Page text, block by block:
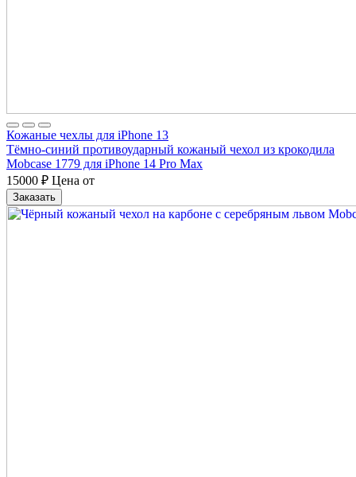
Кожаные чехлы для iPhone 13
Тёмно-синий противоударный кожаный чехол из крокодила
Mobcase 1779 для iPhone 14 Pro Max
15000 ₽ Цена от
Заказать